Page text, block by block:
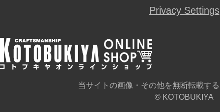
Privacy Settings
当サイトの画像・その他を無断転載す
© KOTOBUKIYA